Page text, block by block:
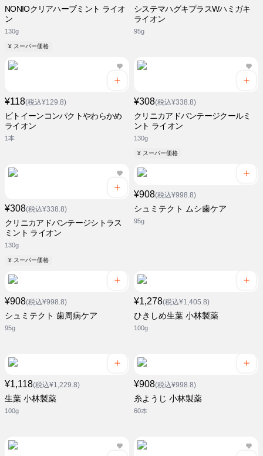
NONIOクリアハーブミント ライオ
ン
130g
¥ スーパー価格
システマハグキプラスWハミガキ
ライオン
95g
¥118(税込¥129.8)
ビトイーンコンパクトやわらかめ
ライオン
1本
¥308(税込¥338.8)
クリニカアドバンテージクールミ
ント ライオン
130g
¥ スーパー価格
¥308(税込¥338.8)
クリニカアドバンテージシトラス
ミント ライオン
130g
¥ スーパー価格
¥908(税込¥998.8)
シュミテクト ムシ歯ケア
95g
¥908(税込¥998.8)
シュミテクト 歯周病ケア
95g
¥1,278(税込¥1,405.8)
ひきしめ生葉 小林製薬
100g
¥1,118(税込¥1,229.8)
生葉 小林製薬
100g
¥908(税込¥998.8)
糸ようじ 小林製薬
60本